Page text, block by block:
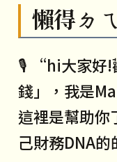
懶得ㄉ
🎙️ “hi大家好!
錢」，我是
這裡是幫助你
己財務DNA的